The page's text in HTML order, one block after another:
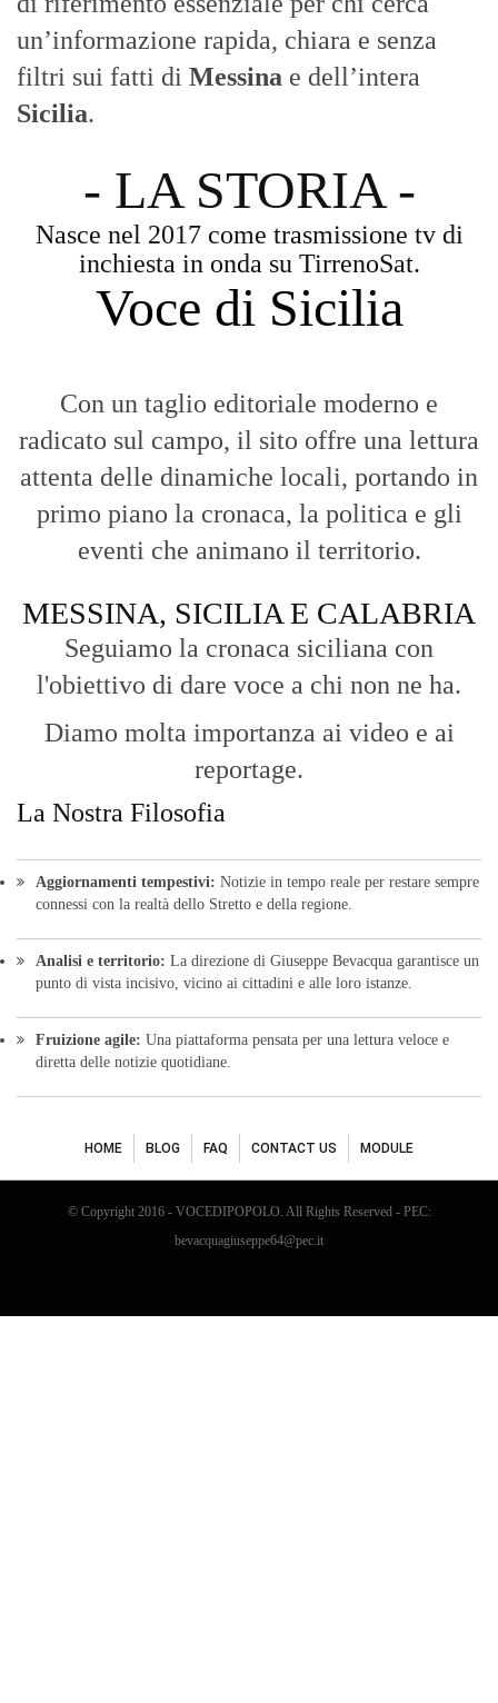
un’informazione rapida, chiara e senza
filtri sui fatti di Messina e dell’intera
Sicilia.
- LA STORIA -
Nasce nel 2017 come trasmissione tv di
inchiesta in onda su TirrenoSat.
Voce di Sicilia
Con un taglio editoriale moderno e
radicato sul campo, il sito offre una lettura
attenta delle dinamiche locali, portando in
primo piano la cronaca, la politica e gli
eventi che animano il territorio.
MESSINA, SICILIA E CALABRIA
Seguiamo la cronaca siciliana con
l'obiettivo di dare voce a chi non ne ha.
Diamo molta importanza ai video e ai
reportage.
La Nostra Filosofia
Aggiornamenti tempestivi: Notizie in tempo reale per restare sempre
connessi con la realtà dello Stretto e della regione.
Analisi e territorio: La direzione di Giuseppe Bevacqua garantisce un
punto di vista incisivo, vicino ai cittadini e alle loro istanze.
Fruizione agile: Una piattaforma pensata per una lettura veloce e
diretta delle notizie quotidiane.
HOME BLOG FAQ CONTACT US MODULE
© Copyright 2016 - VOCEDIPOPOLO. All Rights Reserved - PEC:
bevacquagiuseppe64@pec.it